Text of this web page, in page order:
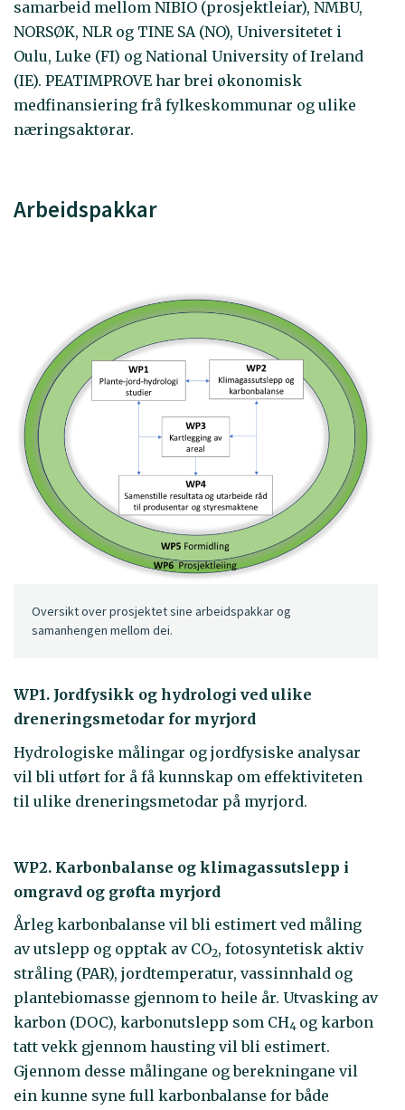
samarbeid mellom NIBIO (prosjektleiar), NMBU,
NORSØK, NLR og TINE SA (NO), Universitetet i
Oulu, Luke (FI) og National University of Ireland
(IE). PEATIMPROVE har brei økonomisk
medfinansiering frå fylkeskommunar og ulike
næringsaktørar.
Arbeidspakkar
Oversikt over prosjektet sine arbeidspakkar og
samanhengen mellom dei.
WP1. Jordfysikk og hydrologi ved ulike
dreneringsmetodar for myrjord
Hydrologiske målingar og jordfysiske analysar
vil bli utført for å få kunnskap om effektiviteten
til ulike dreneringsmetodar på myrjord.
WP2. Karbonbalanse og klimagassutslepp i
omgravd og grøfta myrjord
Årleg karbonbalanse vil bli estimert ved måling
av utslepp og opptak av CO2, fotosyntetisk aktiv
stråling (PAR), jordtemperatur, vassinnhald og
plantebiomasse gjennom to heile år. Utvasking av
karbon (DOC), karbonutslepp som CH4 og karbon
tatt vekk gjennom hausting vil bli estimert.
Gjennom desse målingane og berekningane vil
ein kunne syne full karbonbalanse for både